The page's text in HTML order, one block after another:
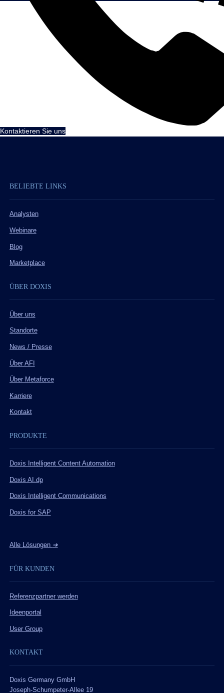
Kontaktieren Sie uns
BELIEBTE LINKS
Analysten
Webinare
Blog
Marketplace
ÜBER DOXIS
Über uns
Standorte
News / Presse
Über AFI
Über Metaforce
Karriere
Kontakt
PRODUKTE
Doxis Intelligent Content Automation
Doxis AI.dp
Doxis Intelligent Communications
Doxis for SAP
Alle Lösungen ➔
FÜR KUNDEN
Referenzpartner werden
Ideenportal
User Group
KONTAKT
Doxis Germany GmbH
Joseph-Schumpeter-Allee 19